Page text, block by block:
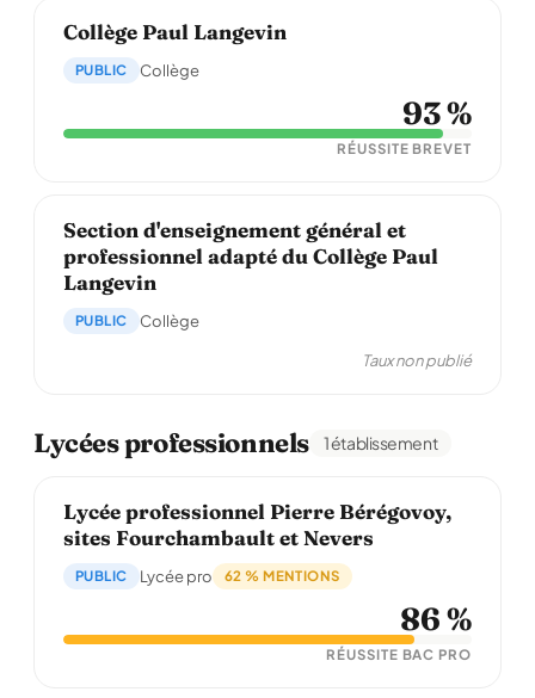
Collège Paul Langevin
PUBLIC Collège
93 %
RÉUSSITE BREVET
Section d'enseignement général et
professionnel adapté du Collège Paul
Langevin
PUBLIC Collège
Taux non publié
Lycées professionnels 1 établissement
Lycée professionnel Pierre Bérégovoy,
sites Fourchambault et Nevers
PUBLIC Lycée pro 62 % MENTIONS
86 %
RÉUSSITE BAC PRO